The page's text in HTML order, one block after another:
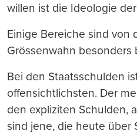
willen ist die Ideologie der
Einige Bereiche sind von
Grössenwahn besonders
Bei den Staatsschulden
offensichtlichsten. Der
den expliziten Schulden,
sind jene, die heute über